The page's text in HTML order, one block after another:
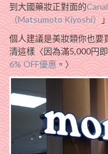
到大國藥妝正對面的
（Matsumoto Kiyoshi）
個人建議是美妝類你也要
清這樣〈因為滿5,000円
6% OFF優惠。〉